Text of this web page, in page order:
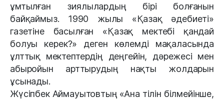
ұмтылған зиялылардың бірі болғанын
байқаймыз. 1990 жылы «Қазақ әдебиеті»
газетіне басылған «Қазақ мектебі қандай
болуы керек?» деген көлемді мақаласында
ұлттық мектептердің деңгейін, дәрежесі мен
абыройын арттырудың нақты жолдарын
ұсынады.
Жүсіпбек Аймауытовтың «Ана тілін білмейінше,